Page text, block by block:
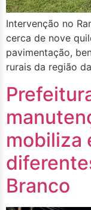
Intervenção no
cerca de nove
pavimentação,
rurais da região
mobiliza
Branco